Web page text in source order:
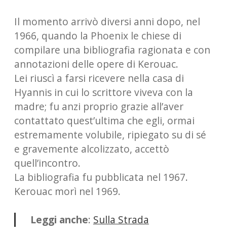
Il momento arrivò diversi anni dopo, nel
1966, quando la Phoenix le chiese di
compilare una bibliografia ragionata e con
annotazioni delle opere di Kerouac.
Lei riuscì a farsi ricevere nella casa di
Hyannis in cui lo scrittore viveva con la
madre; fu anzi proprio grazie all’aver
contattato quest’ultima che egli, ormai
estremamente volubile, ripiegato su di sé
e gravemente alcolizzato, accettò
quell’incontro.
La bibliografia fu pubblicata nel 1967.
Kerouac morì nel 1969.
Leggi anche: Sulla Strada